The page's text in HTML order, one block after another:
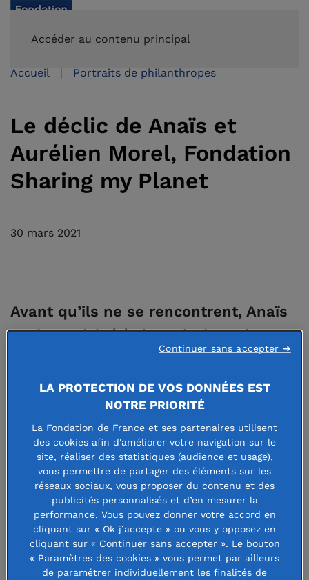
Accéder au contenu principal
Accueil Portraits de philanthropes
Le déclic de Anaïs et
Aurélien Morel, Fondation
Sharing my Planet
30 mars 2021
Avant qu’ils ne se rencontrent, Anaïs
avait participé à des missions de
réintroduction de la faune sauvage en
Thaïlande et en Afrique du Sud.
Aurélien s’était engagé dans des
actions humanitaires – notamment
au Cameroun où il avait travaillé à la
création d’ateliers de lecture pour de
jeunes enfants. Leurs expériences
étaient différentes mais les valeurs
communes, et Anaïs et Aurélien ont
poursuivi ensemble leur engagement.
LA PROTECTION DE VOS DONNÉES EST
NOTRE PRIORITÉ
La Fondation de France et ses partenaires utilisent
des cookies afin d'améliorer votre navigation sur le
site, réaliser des statistiques (audience et usage),
vous permettre de partager des éléments sur les
réseaux sociaux, vous proposer du contenu et des
publicités personnalisés et d’en mesurer la
performance. Vous pouvez donner votre accord en
cliquant sur « Ok j’accepte » ou vous y opposez en
cliquant sur « Continuer sans accepter ». Le bouton
« Paramètres des cookies » vous permet par ailleurs
de paramétrer individuellement les finalités de
Continuer sans accepter ➜